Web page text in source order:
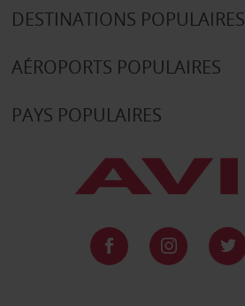
DESTINATIONS POPULAIRES
AÉROPORTS POPULAIRES
PAYS POPULAIRES